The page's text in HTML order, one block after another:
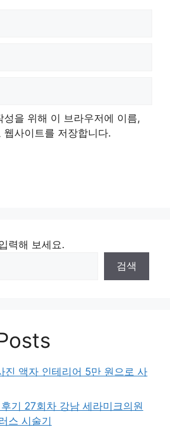
성을 위해 이 브라우저에 이름,
웹사이트를 저장합니다.
력해 보세요.
검색
진 액자 인테리어 5만 원으로 사
기 27회차 강남 세라미크의원
스 시술기